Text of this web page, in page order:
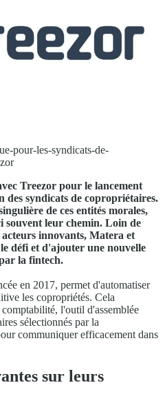
pour-les-syndicats-de-
Treezor pour le lancement
des syndicats de copropriétaires.
de ces entités morales,
souvent leur chemin. Loin de
innovants, Matera et
défi et d'ajouter une nouvelle
la fintech.
en 2017, permet d'automatiser
les copropriétés. Cela
l'outil d'assemblée
sélectionnés par la
communiquer efficacement dans
sur leurs